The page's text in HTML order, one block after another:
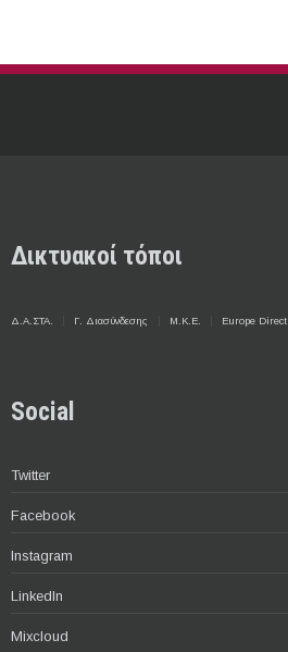
Δικτυακοί τόποι
Δ.Α.ΣΤΑ. Γ. Διασύνδεσης Μ.Κ.Ε. Europe Direct
Social
Twitter
Facebook
Instagram
LinkedIn
Mixcloud